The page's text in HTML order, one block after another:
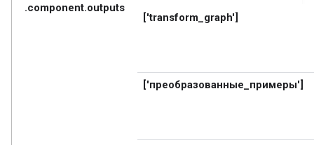
.component.outputs
['transform_graph']
['преобразованные_примеры']